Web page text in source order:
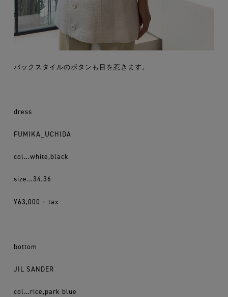
バックスタイルのボタンも目を惹きます。
dress
FUMIKA_UCHIDA
col…white,black
size…34,36
¥63,000 + tax
bottom
JIL SANDER
col…rice,park blue